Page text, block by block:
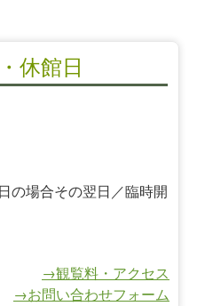
休館日
の場合その翌日／臨時開
→観覧料・アクセス
→お問い合わせフォーム